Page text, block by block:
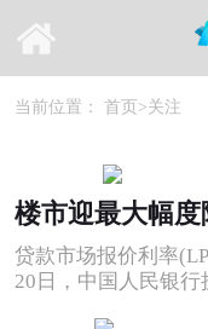
当前位置： 首页>关注
贷款市场报价利率
20日，中国人民银